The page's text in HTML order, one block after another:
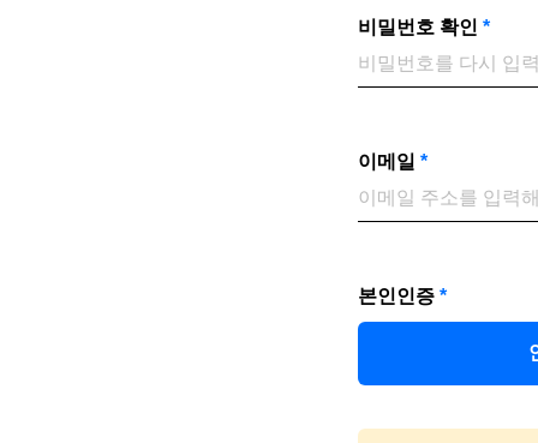
비밀번호 확인 *
이메일 *
본인인증 *